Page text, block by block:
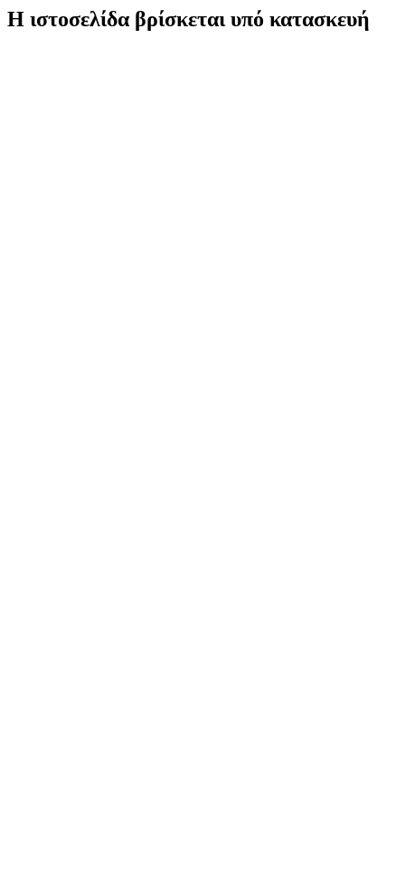
Η ιστοσελίδα βρίσκεται υπό κατασκευή